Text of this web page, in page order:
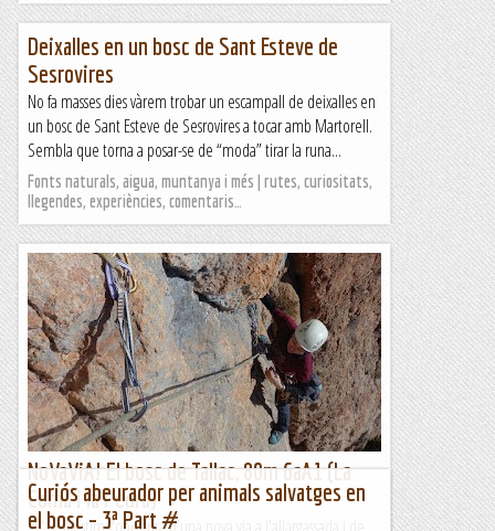
Deixalles en un bosc de Sant Esteve de
Sesrovires
No fa masses dies vàrem trobar un escampall de deixalles en
un bosc de Sant Esteve de Sesrovires a tocar amb Martorell.
Sembla que torna a posar-se de “moda” tirar la runa...
Fonts naturals, aigua, muntanya i més | rutes, curiositats,
llegendes, experiències, comentaris…
NoVaViA! El bosc de Tallac, 80m 6aA1 (La
Coma i la Pedra)
Curiós abeurador per animals salvatges en
el bosc – 3ª Part #